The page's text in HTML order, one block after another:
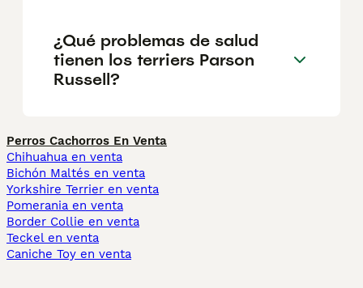
¿Qué problemas de salud
tienen los terriers Parson
Russell?
Perros Cachorros En Venta
Chihuahua en venta
Bichón Maltés en venta
Yorkshire Terrier en venta
Pomerania en venta
Border Collie en venta
Teckel en venta
Caniche Toy en venta